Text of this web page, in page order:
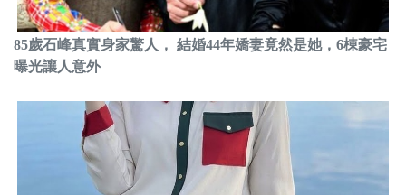
85歲石峰真實身家驚人， 結婚44年嬌妻竟然是她，6棟豪宅
曝光讓人意外